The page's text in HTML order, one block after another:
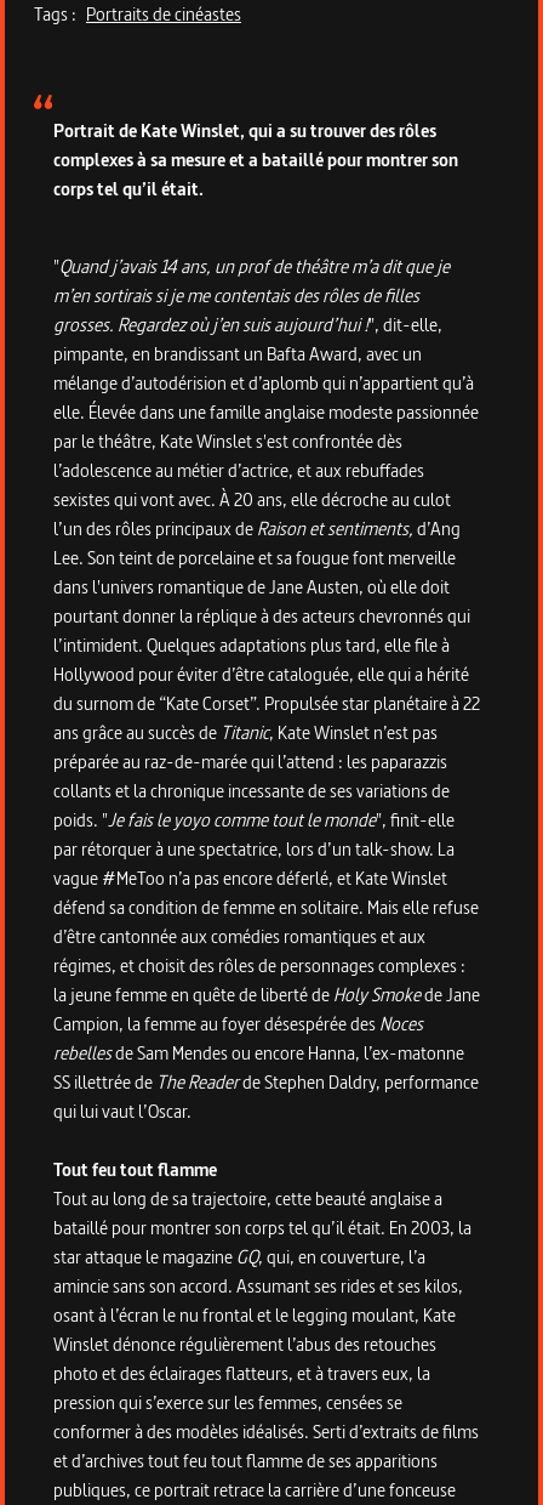
Tags : Portraits de cinéastes
Portrait de Kate Winslet, qui a su trouver des rôles
complexes à sa mesure et a bataillé pour montrer son
corps tel qu’il était.
"Quand j’avais 14 ans, un prof de théâtre m’a dit que je
m’en sortirais si je me contentais des rôles de filles
grosses. Regardez où j’en suis aujourd’hui !", dit-elle,
pimpante, en brandissant un Bafta Award, avec un
mélange d’autodérision et d’aplomb qui n’appartient qu’à
elle. Élevée dans une famille anglaise modeste passionnée
par le théâtre, Kate Winslet s'est confrontée dès
l’adolescence au métier d’actrice, et aux rebuffades
sexistes qui vont avec. À 20 ans, elle décroche au culot
l’un des rôles principaux deRaison et sentiments,d’Ang
Lee. Son teint de porcelaine et sa fougue font merveille
dans l'univers romantique de Jane Austen, où elle doit
pourtant donner la réplique à des acteurs chevronnés qui
l’intimident. Quelques adaptations plus tard, elle file à
Hollywood pour éviter d’être cataloguée, elle qui a hérité
du surnom de “Kate Corset”. Propulsée star planétaire à 22
ans grâce au succès de Titanic, Kate Winslet n’est pas
préparée au raz-de-marée qui l’attend : les paparazzis
collants et la chronique incessante de ses variations de
poids. "Je fais le yoyo comme tout le monde", finit-elle
par rétorquer à une spectatrice, lors d’un talk-show. La
vague #MeToo n’a pas encore déferlé, et Kate Winslet
défend sa condition de femme en solitaire. Mais elle refuse
d’être cantonnée aux comédies romantiques et aux
régimes, et choisit des rôles de personnages complexes :
la jeune femme en quête de liberté deHoly Smokede Jane
Campion, la femme au foyer désespérée desNoces
rebellesde Sam Mendes ou encore Hanna, l’ex-matonne
SS illettrée de The Readerde Stephen Daldry, performance
qui lui vaut l’Oscar.
Tout feu tout flamme
Tout au long de sa trajectoire, cette beauté anglaise a
bataillé pour montrer son corps tel qu’il était. En 2003, la
star attaque le magazineGQ, qui, en couverture, l’a
amincie sans son accord. Assumant ses rides et ses kilos,
osant à l’écran le nu frontal et le legging moulant, Kate
Winslet dénonce régulièrement l’abus des retouches
photo et des éclairages flatteurs, et à travers eux, la
pression qui s’exerce sur les femmes, censées se
conformer à des modèles idéalisés. Serti d’extraits de films
et d’archives tout feu tout flamme de ses apparitions
publiques, ce portrait retrace la carrière d’une fonceuse